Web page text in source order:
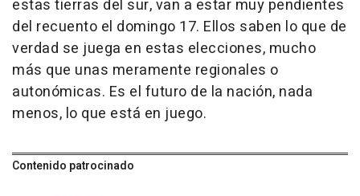
estas tierras del sur, van a estar muy pendientes
del recuento el domingo 17. Ellos saben lo que de
verdad se juega en estas elecciones, mucho
más que unas meramente regionales o
autonómicas. Es el futuro de la nación, nada
menos, lo que está en juego.
Contenido patrocinado